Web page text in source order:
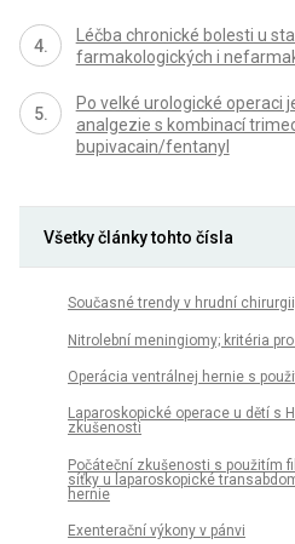
Léčba chronické bolesti u
farmakologických i
Po velké urologické operaci
analgezie s kombinací
bupivacain/fentanyl
Všetky články tohto čísla
Současné trendy v hrudní
Nitrolební meningiomy; kritéria
Operácia ventrálnej hernie s
Laparoskopické operace u dětí s
zkušenosti
Počáteční zkušenosti s použitím
síťky u laparoskopické
hernie
Exenterační výkony v pánvi